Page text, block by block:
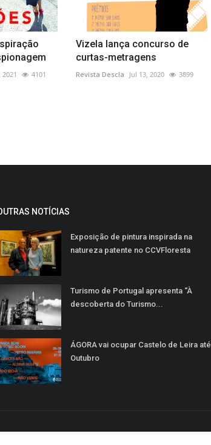
4101
Vizela lança concurso de
curtas-metragens
Revista Descla Jul 13, 2020 3899
NOTÍCIAS
Exposição de pintura inspirada na
natureza patente no CCVFloresta
Turismo de Portugal apresenta “À
descoberta do Turismo...
ÁGORA vai ocupar Castelo de Leira até
Outubro